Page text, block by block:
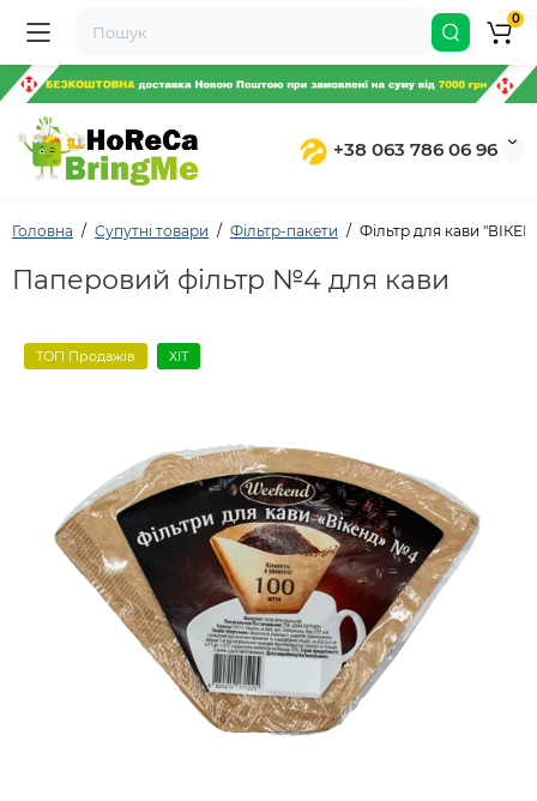
+38 063 786 06 96
0
Головна Супутні товари Фільтр-пакети Фільтр для кави
Паперовий фільтр №4 для кави
ТОП Продажів ХІТ